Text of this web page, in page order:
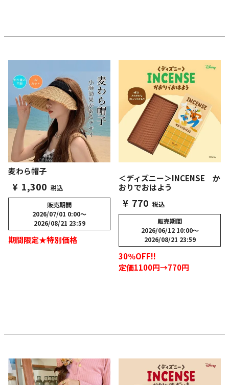
麦わら帽子
¥ 1,300 税込
販売期間
2026/07/01 0:00〜
2026/08/21 23:59
期間限定★特別価格
＜ディズニー＞INCENSE か
おりでおはよう
¥ 770 税込
販売期間
2026/06/12 10:00〜
2026/08/21 23:59
30％OFF!!
定価1100円→770円